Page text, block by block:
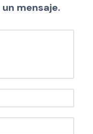
mensaje.